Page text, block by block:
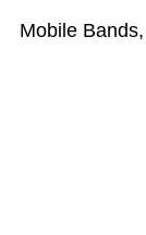
Mobile